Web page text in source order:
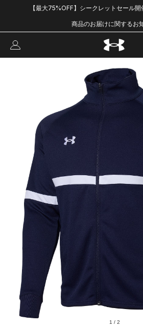
【最大75%OFF】シークレットセール
商品のお届けに関するお
1 / 2